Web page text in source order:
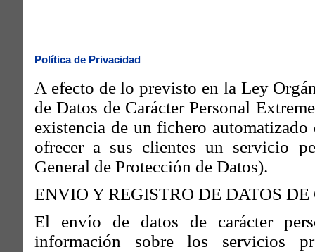
Política de Privacidad
A efecto de lo previsto en la Ley
de Datos de Carácter Personal
existencia de un fichero
ofrecer a sus clientes un servicio
General de Protección de Datos).
ENVIO Y REGISTRO DE DATOS
El envío de datos de carácter
información sobre los servicios